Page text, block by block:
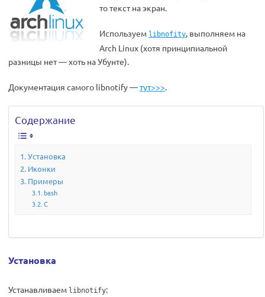
то текст на экран.
Используем libnofity, выполняем на
Arch Linux (хотя принципиальной
разницы нет — хоть на Убунте).
Документация самого libnotify —тут>>>.
Содержание
Установка
Иконки
Примеры
bash
C
Установка
Устанавливаем libnotify: